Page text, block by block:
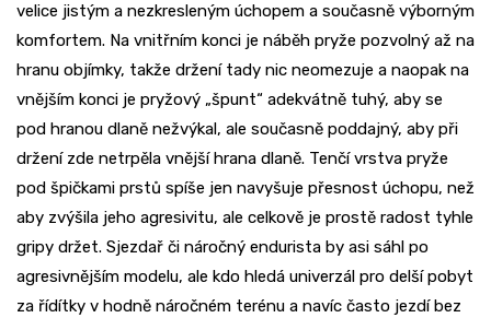
velice jistým a nezkresleným úchopem a současně výborným
komfortem. Na vnitřním konci je náběh pryže pozvolný až na
hranu objímky, takže držení tady nic neomezuje a naopak na
vnějším konci je pryžový „špunt“ adekvátně tuhý, aby se
pod hranou dlaně nežvýkal, ale současně poddajný, aby při
držení zde netrpěla vnější hrana dlaně. Tenčí vrstva pryže
pod špičkami prstů spíše jen navyšuje přesnost úchopu, než
aby zvýšila jeho agresivitu, ale celkově je prostě radost tyhle
gripy držet. Sjezdař či náročný endurista by asi sáhl po
agresivnějším modelu, ale kdo hledá univerzál pro delší pobyt
za řídítky v hodně náročném terénu a navíc často jezdí bez